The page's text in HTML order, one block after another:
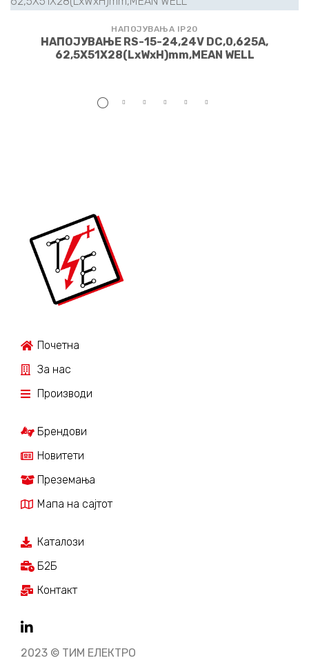
НАПОЈУВАЊА IP20
НАПОЈУВАЊЕ RS-15-24,24V DC,0,625A,
62,5X51X28(LxWxH)mm,MEAN WELL
Почетна
За нас
Производи
Брендови
Новитети
Преземања
Мапа на сајтот
Каталози
Б2Б
Контакт
2023 © ТИМ ЕЛЕКТРО